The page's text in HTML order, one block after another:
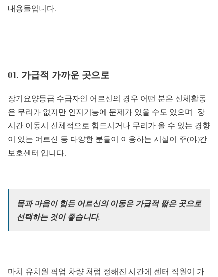
내용들입니다.
01. 가급적 가까운 곳으로
장기요양등급 수급자인 어르신의 경우 어떤 분은 신체활동
은 무리가 없지만 인지기능에 문제가 있을 수도 있으며 장
시간 이동시 신체적으로 힘드시거나 무리가 올 수 있는 경향
이 있는 어르신 등 다양한 분들이 이용하는 시설이 주(야)간
보호센터 입니다.
몸과 마음이 힘든 어르신의 이동은 가급적 짧은 곳으로
선택하는 것이 좋습니다.
마치 유치원 픽업 차량 처럼 정해진 시간에 센터 직원이 가